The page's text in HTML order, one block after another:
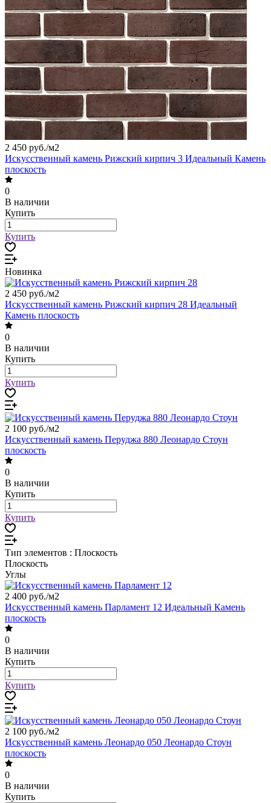
2 450 руб./м2
Искусственный камень Рижский кирпич 3 Идеальный Камень
плоскость
0
В наличии
Купить
Купить
Новинка
2 450 руб./м2
Искусственный камень Рижский кирпич 28 Идеальный
Камень плоскость
0
В наличии
Купить
Купить
2 100 руб./м2
Искусственный камень Перуджа 880 Леонардо Стоун
плоскость
0
В наличии
Купить
Купить
Тип элементов : Плоскость
Плоскость
Углы
2 400 руб./м2
Искусственный камень Парламент 12 Идеальный Камень
плоскость
0
В наличии
Купить
Купить
2 100 руб./м2
Искусственный камень Леонардо 050 Леонардо Стоун
плоскость
0
В наличии
Купить